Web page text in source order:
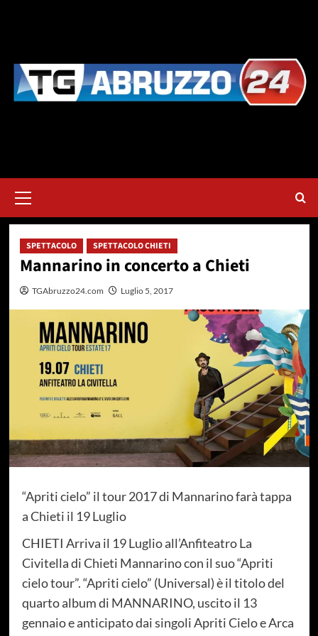
principale
SPETTACOLO SPETTACOLO CHIETI
Mannarino in concerto a Chieti
TGAbruzzo24.com Luglio 5, 2017
“Apriti cielo” il tour 2017 di Mannarino farà tappa
a Chieti il 19 Luglio
CHIETI Arriva il 19 Luglio all’Anfiteatro La
Civitella di Chieti Mannarino con il suo “Apriti
cielo tour”.“Apriti cielo” (Universal) è il titolo del
quarto album di MANNARINO, uscito il 13
gennaio e anticipato dai singoli Apriti Cielo e Arca